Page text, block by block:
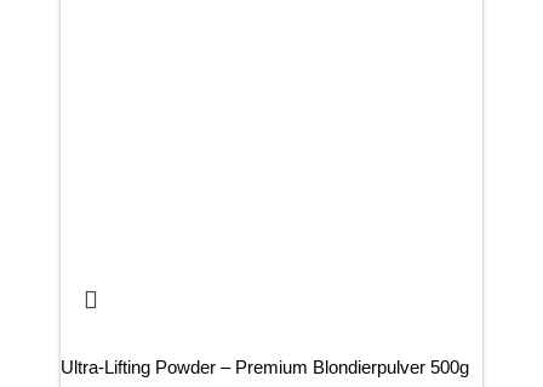
Ultra-Lifting Powder – Premium Blondierpulver 500g